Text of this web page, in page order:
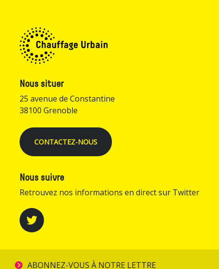
Nous situer
25 avenue de Constantine
38100 Grenoble
CONTACTEZ-NOUS
Nous suivre
Retrouvez nos informations en direct sur Twitter
ABONNEZ-VOUS À NOTRE LETTRE